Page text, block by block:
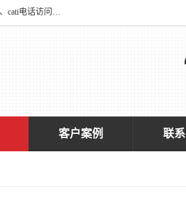
深圳大宋咨询有限公司2016年于深圳市宝安区新安街道海旺社区成立。主要经营：市场信息咨询、大数据调研、、在线调研、问卷调查、cati电话访问、神秘顾客调查、广告效果评估、消费者调查、大数据采集分析等，从事广告业务、国内贸易、数据采集、数据处理；公共文明测评。
客户案例 联